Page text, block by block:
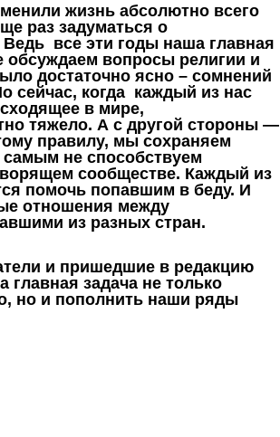
жизнь абсолютно всего
раз задуматься о
все эти годы наша главная
обсуждаем вопросы религии и
достаточно ясно – сомнений
сейчас, когда каждый из нас
в мире,
тяжело. А с другой стороны —
правилу, мы сохраняем
самым не способствуем
сообществе. Каждый из
помочь попавшим в беду. И
отношения между
из разных стран.
и пришедшие в редакцию
задача не только
но и пополнить наши ряды